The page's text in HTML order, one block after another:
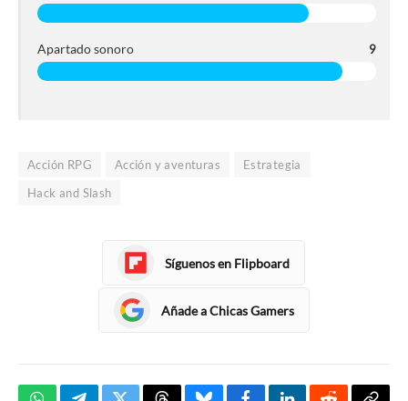
Apartado sonoro 9
Acción RPG Acción y aventuras
Estrategia
Hack and Slash
Síguenos en Flipboard
Añade a Chicas Gamers